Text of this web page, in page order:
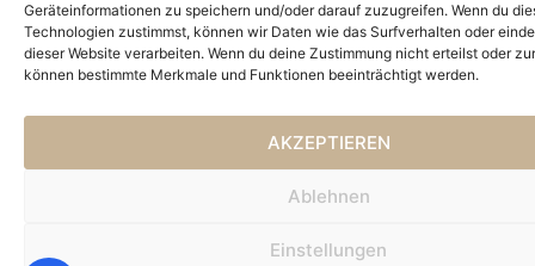
Geräteinformationen zu speichern und/oder darauf zuzugreifen. Wenn du
Technologien zustimmst, können wir Daten wie das Surfverhalten oder
dieser Website verarbeiten. Wenn du deine Zustimmung nicht erteilst oder
können bestimmte Merkmale und Funktionen beeinträchtigt werden.
AKZEPTIEREN
Ablehnen
Einstellungen